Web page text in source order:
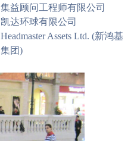
集益顾问工程师有限公司
凯达环球有限公司
Headmaster Assets Ltd. (新鸿基
集团)